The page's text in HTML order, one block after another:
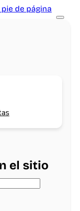
de página
el sitio